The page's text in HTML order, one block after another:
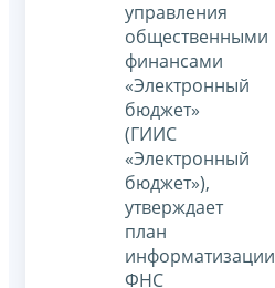
управления
общественными
финансами
«Электронный
бюджет»
(ГИИС
«Электронный
бюджет»),
утверждает
план
информатизации
ФНС